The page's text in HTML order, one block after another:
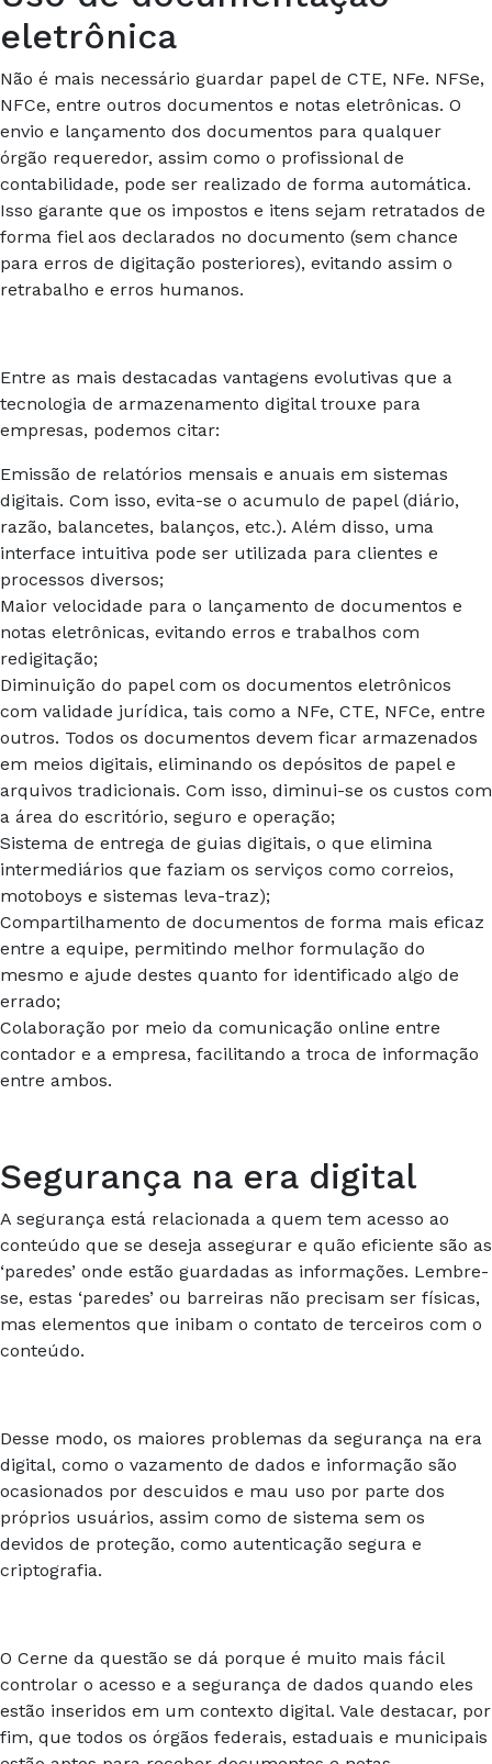
eletrônica
Não é mais necessário guardar papel de CTE, NFe. NFSe,
NFCe, entre outros documentos e notas eletrônicas. O
envio e lançamento dos documentos para qualquer
órgão requeredor, assim como o profissional de
contabilidade, pode ser realizado de forma automática.
Isso garante que os impostos e itens sejam retratados de
forma fiel aos declarados no documento (sem chance
para erros de digitação posteriores), evitando assim o
retrabalho e erros humanos.
Entre as mais destacadas vantagens evolutivas que a
tecnologia de armazenamento digital trouxe para
empresas, podemos citar:
Emissão de relatórios mensais e anuais em sistemas
digitais. Com isso, evita-se o acumulo de papel (diário,
razão, balancetes, balanços, etc.). Além disso, uma
interface intuitiva pode ser utilizada para clientes e
processos diversos;
Maior velocidade para o lançamento de documentos e
notas eletrônicas, evitando erros e trabalhos com
redigitação;
Diminuição do papel com os documentos eletrônicos
com validade jurídica, tais como a NFe, CTE, NFCe, entre
outros. Todos os documentos devem ficar armazenados
em meios digitais, eliminando os depósitos de papel e
arquivos tradicionais. Com isso, diminui-se os custos com
a área do escritório, seguro e operação;
Sistema de entrega de guias digitais, o que elimina
intermediários que faziam os serviços como correios,
motoboys e sistemas leva-traz);
Compartilhamento de documentos de forma mais eficaz
entre a equipe, permitindo melhor formulação do
mesmo e ajude destes quanto for identificado algo de
errado;
Colaboração por meio da comunicação online entre
contador e a empresa, facilitando a troca de informação
entre ambos.
Segurança na era digital
A segurança está relacionada a quem tem acesso ao
conteúdo que se deseja assegurar e quão eficiente são as
‘paredes’ onde estão guardadas as informações. Lembre-
se, estas ‘paredes’ ou barreiras não precisam ser físicas,
mas elementos que inibam o contato de terceiros com o
conteúdo.
Desse modo, os maiores problemas da segurança na era
digital, como o vazamento de dados e informação são
ocasionados por descuidos e mau uso por parte dos
próprios usuários, assim como de sistema sem os
devidos de proteção, como autenticação segura e
criptografia.
O Cerne da questão se dá porque é muito mais fácil
controlar o acesso e a segurança de dados quando eles
estão inseridos em um contexto digital. Vale destacar, por
fim, que todos os órgãos federais, estaduais e municipais